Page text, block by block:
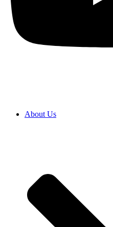
About Us